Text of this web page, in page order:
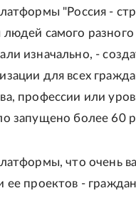
"Россия -
самого разного
изначально, -
для всех
профессии или
запущено более 60
что очень
ее проектов -